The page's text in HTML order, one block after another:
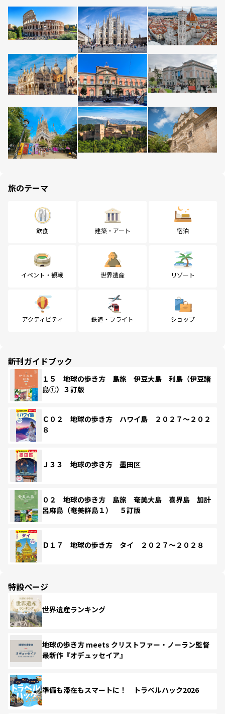
旅のテーマ
飲食 建築・アート 宿泊
イベント・観戦 世界遺産 リゾート
アクティビティ 鉄道・フライト ショップ
新刊ガイドブック
１５ 地球の歩き方 島旅 伊豆大島 利島（伊豆諸
島①）３訂版
Ｃ０２ 地球の歩き方 ハワイ島 ２０２７～２０２
８
Ｊ３３ 地球の歩き方 墨田区
０２ 地球の歩き方 島旅 奄美大島 喜界島 加計
呂麻島（奄美群島１） ５訂版
Ｄ１７ 地球の歩き方 タイ ２０２７～２０２８
特設ページ
世界遺産ランキング
地球の歩き方 meets クリストファー・ノーラン監督
最新作『オデュッセイア』
準備も滞在もスマートに！ トラベルハック2026